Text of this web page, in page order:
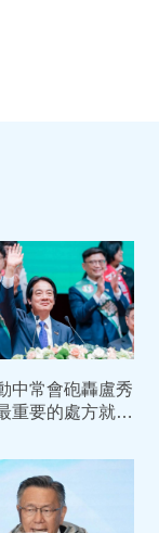
中常會砲轟盧秀
要的處方就是